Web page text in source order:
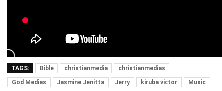
TAGS: Bible christianmedia
christianmedias
God Medias
Jasmine Jenitta Jerry kiruba victor
Music